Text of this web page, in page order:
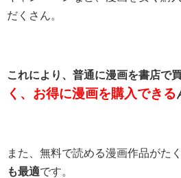
だくさん。
これにより、普通に漫画を書店で
く、お得に漫画を購入できる
また、無料で読める漫画作品がた
も最適です。